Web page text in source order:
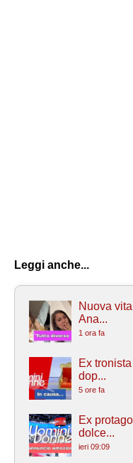
Leggi anche...
Nuova
Ana...
1 ora fa
Ex
dop...
5 ore fa
Ex
dolce...
ieri 09:09